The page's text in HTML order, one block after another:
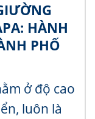
HÀNH
PHỐ
ở độ cao
luôn là